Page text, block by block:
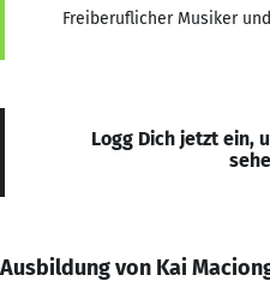
Freiberuflicher Musiker
Logg Dich jetzt ein,
Ausbildung von Kai